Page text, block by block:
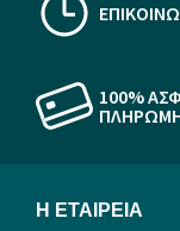
100%
Η ΕΤΑΙΡΕΙΑ